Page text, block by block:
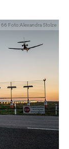
66 Foto:Alexandra Stolze